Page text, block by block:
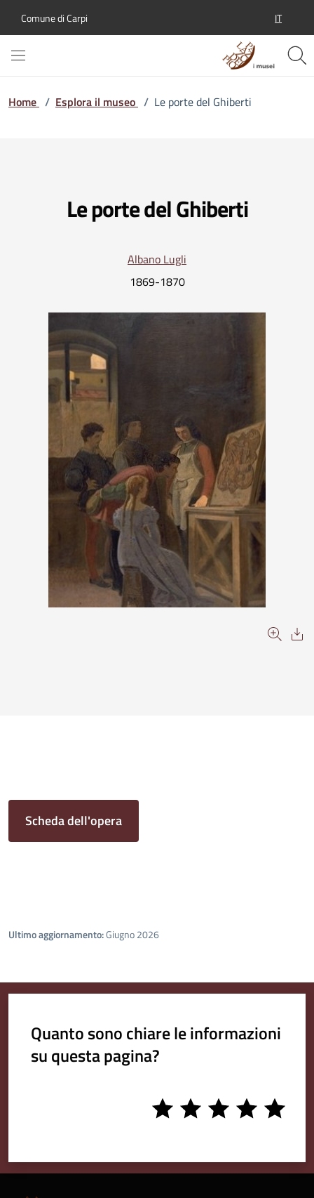
Comune di Carpi IT
Home / Esplora il museo / Le porte del Ghiberti
Le porte del Ghiberti
Albano Lugli
1869-1870
Scheda dell'opera
Ultimo aggiornamento:Giugno 2026
Quanto sono chiare le informazioni
su questa pagina?
5
stars
4
stars
3
stars
2
stars
1
stars